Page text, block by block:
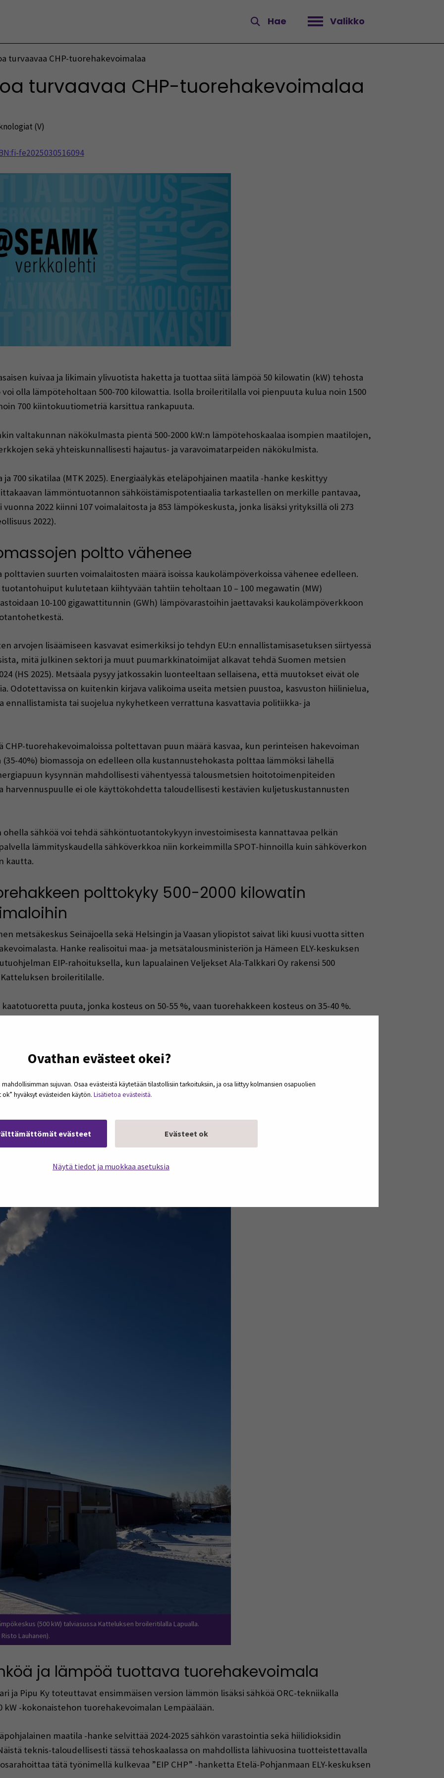
Ovathan evästeet okei?
sujuvan. Osaa evästeistä käytetään tilastollisiin tarkoituksiin, ja osa liittyy kolmansien osapuolien
hyväksyt evästeiden käytön. Lisätietoa evästeistä.
evästeet Evästeet ok
Näytä tiedot ja muokkaa asetuksia
Hae Valikko
Avaa valikko
turvaavaa CHP-tuorehakevoimalaa
turvaavaa CHP-tuorehakevoimalaa
(V)
fe2025030516094
kuivaa ja likimain ylivuotista haketta ja tuottaa siitä lämpöä 50 kilowatin (kW) tehosta
olla lämpöteholtaan 500-700 kilowattia. Isolla broileritilalla voi pienpuuta kulua noin 1500
700 kiintokuutiometriä karsittua rankapuuta.
valtakunnan näkökulmasta pientä 500-2000 kW:n lämpötehoskaalaa isompien maatilojen,
sekä yhteiskunnallisesti hajautus- ja varavoimatarpeiden näkökulmista.
700 sikatilaa (MTK 2025). Energiaälykäs eteläpohjainen maatila -hanke keskittyy
lämmöntuotannon sähköistämispotentiaalia tarkastellen on merkille pantavaa,
2022 kiinni 107 voimalaitosta ja 853 lämpökeskusta, jonka lisäksi yrityksillä oli 273
2022).
poltto vähenee
suurten voimalaitosten määrä isoissa kaukolämpöverkoissa vähenee edelleen.
kulutetaan kiihtyvään tahtiin teholtaan 10 – 100 megawatin (MW)
10-100 gigawattitunnin (GWh) lämpövarastoihin jaettavaksi kaukolämpöverkkoon
arvojen lisäämiseen kasvavat esimerkiksi jo tehdyn EU:n ennallistamisasetuksen siirtyessä
mitä julkinen sektori ja muut puumarkkinatoimijat alkavat tehdä Suomen metsien
(HS 2025). Metsäala pysyy jatkossakin luonteeltaan sellaisena, että muutokset eivät ole
Odotettavissa on kuitenkin kirjava valikoima useita metsien puustoa, kasvuston hiilinielua,
ennallistamista tai suojelua nykyhetkeen verrattuna kasvattavia politiikka- ja
tuorehakevoimaloissa poltettavan puun määrä kasvaa, kun perinteisen hakevoiman
40%) biomassoja on edelleen olla kustannustehokasta polttaa lämmöksi lähellä
kysynnän mahdollisesti vähentyessä talousmetsien hoitotoimenpiteiden
harvennuspuulle ei ole käyttökohdetta taloudellisesti kestävien kuljetuskustannusten
sähköä voi tehdä sähköntuotantokykyyn investoimisesta kannattavaa pelkän
lämmityskaudella sähköverkkoa niin korkeimmilla SPOT-hinnoilla kuin sähköverkon
kautta.
polttokyky 500-2000 kilowatin
metsäkeskus Seinäjoella sekä Helsingin ja Vaasan yliopistot saivat liki kuusi vuotta sitten
Hanke realisoitui maa- ja metsätalousministeriön ja Hämeen ELY-keskuksen
EIP-rahoituksella, kun lapualainen Veljekset Ala-Talkkari Oy rakensi 500
broileritilalle.
puuta, jonka kosteus on 50-55 %, vaan tuorehakkeen kosteus on 35-40 %.
polttoprosessin automaatiokyvykkyydet paranivat joidenkin kosteamman biomassan
(500 kW) talviasussa Katteluksen broileritilalla Lapualla.
Lauhanen).
ja lämpöä tuottava tuorehakevoimala
ja Pipu Ky toteuttavat ensimmäisen version lämmön lisäksi sähköä ORC-tekniikalla
kW -kokonaistehon tuorehakevoimalan Lempäälään.
maatila -hanke selvittää 2024-2025 sähkön varastointia sekä hiilidioksidin
teknis-taloudellisesti tässä tehoskaalassa on mahdollista lähivuosina tuotteistettavalla
tätä työnimellä kulkevaa ”EIP CHP” -hanketta Etelä-Pohjanmaan ELY-keskuksen